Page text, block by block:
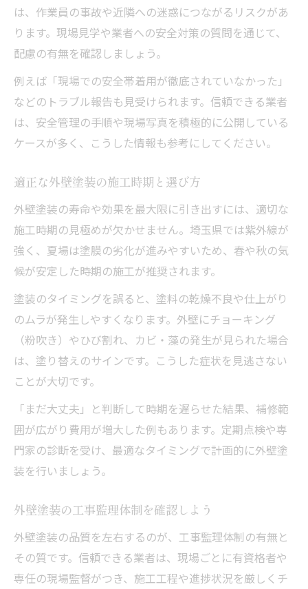
は、作業員の事故や近隣への迷惑につながるリスクがあ
ります。現場見学や業者への安全対策の質問を通じて、
配慮の有無を確認しましょう。
例えば「現場での安全帯着用が徹底されていなかった」
などのトラブル報告も見受けられます。信頼できる業者
は、安全管理の手順や現場写真を積極的に公開している
ケースが多く、こうした情報も参考にしてください。
適正な外壁塗装の施工時期と選び方
外壁塗装の寿命や効果を最大限に引き出すには、適切な
施工時期の見極めが欠かせません。埼玉県では紫外線が
強く、夏場は塗膜の劣化が進みやすいため、春や秋の気
候が安定した時期の施工が推奨されます。
塗装のタイミングを誤ると、塗料の乾燥不良や仕上がり
のムラが発生しやすくなります。外壁にチョーキング
（粉吹き）やひび割れ、カビ・藻の発生が見られた場合
は、塗り替えのサインです。こうした症状を見逃さない
ことが大切です。
「まだ大丈夫」と判断して時期を遅らせた結果、補修範
囲が広がり費用が増大した例もあります。定期点検や専
門家の診断を受け、最適なタイミングで計画的に外壁塗
装を行いましょう。
外壁塗装の工事監理体制を確認しよう
外壁塗装の品質を左右するのが、工事監理体制の有無と
その質です。信頼できる業者は、現場ごとに有資格者や
専任の現場監督がつき、施工工程や進捗状況を厳しくチ